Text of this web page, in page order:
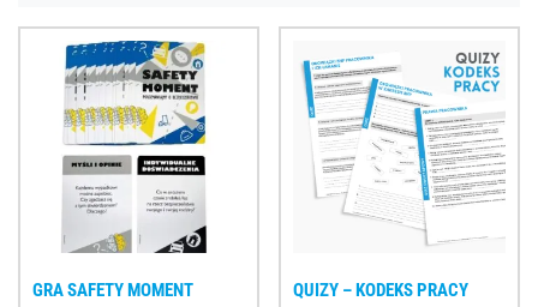
GRA SAFETY MOMENT QUIZY – KODEKS PRACY